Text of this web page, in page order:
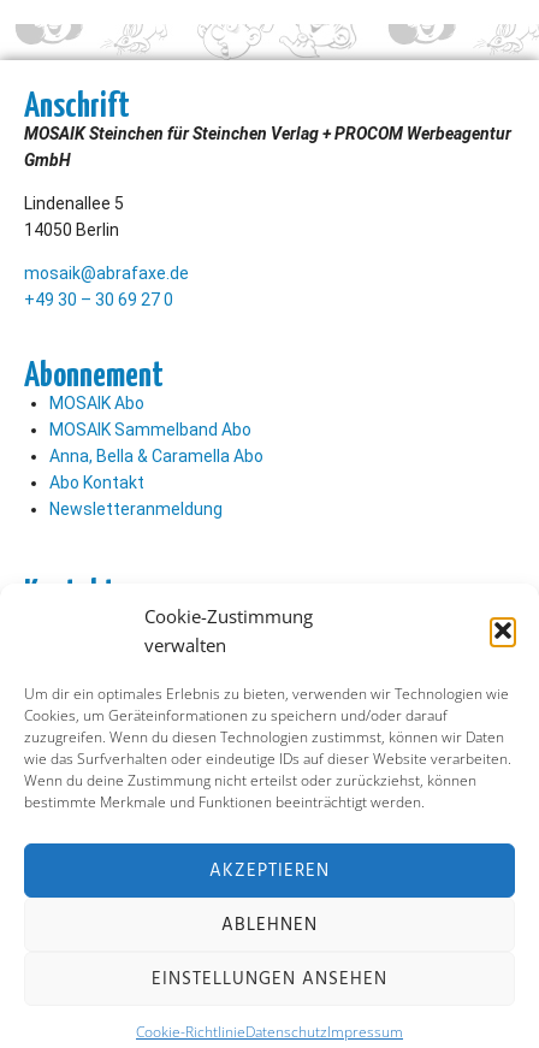
Cookie-Zustimmung
verwalten
Um dir ein optimales Erlebnis zu bieten, verwenden wir Technologien wie
Cookies, um Geräteinformationen zu speichern und/oder darauf
zuzugreifen. Wenn du diesen Technologien zustimmst, können wir Daten
wie das Surfverhalten oder eindeutige IDs auf dieser Website verarbeiten.
Wenn du deine Zustimmung nicht erteilst oder zurückziehst, können
bestimmte Merkmale und Funktionen beeinträchtigt werden.
AKZEPTIEREN
ABLEHNEN
EINSTELLUNGEN ANSEHEN
Cookie-RichtlinieDatenschutzImpressum
Anschrift
MOSAIK Steinchen für Steinchen Verlag + PROCOM Werbeagentur
GmbH
Lindenallee 5
14050 Berlin
mosaik@abrafaxe.de
+49 30 – 30 69 27 0
Abonnement
MOSAIK Abo
MOSAIK Sammelband Abo
Anna, Bella & Caramella Abo
Abo Kontakt
Newsletteranmeldung
Kontakt
Verlag Kontakt
Soziale Medien
Facebook
Instagram
Datenschutz Cookie-Richtlinie
Kontakt